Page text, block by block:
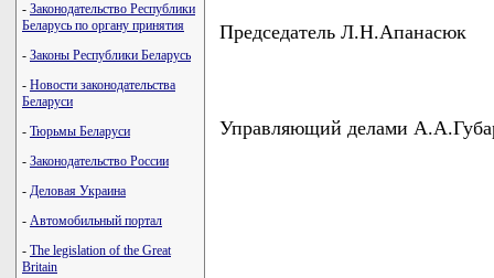
- Законодательство Республики
Беларусь по органу принятия
- Законы Республики Беларусь
- Новости законодательства
Беларуси
- Тюрьмы Беларуси
- Законодательство России
- Деловая Украина
- Автомобильный портал
- The legislation of the Great
Britain
Председатель Л.Н.Апанасюк
Управляющий делами